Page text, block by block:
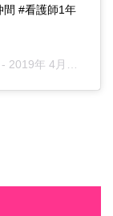
間 #看護師1年
2019年 4月月22日午前5時01分PDT